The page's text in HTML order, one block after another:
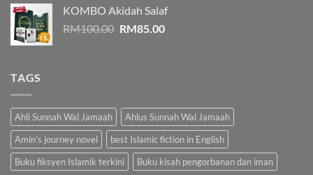
RM71.00.RM60.00.
KOMBO Akidah Salaf
RM100.00 Original
RM85.00Current
TAGS
Ahli Sunnah Wal Jamaah
Ahlus Sunnah Wal Jamaah
Amin’s journey novel
best Islamic fiction in English
Buku fiksyen Islamik terkini
Buku kisah pengorbanan dan iman